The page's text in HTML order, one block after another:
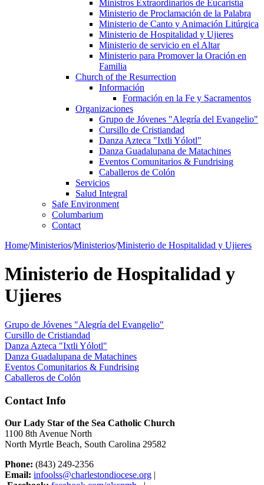
Ministros Extraordinarios de Eucaristía
Ministerio de Proclamación de la Palabra
Ministerio de Canto y Animación Litúrgica
Ministerio de Hospitalidad y Ujieres
Ministerio de servicio en el Altar
Ministerio para Promover la Oración en
Familia
Church of the Resurrection
Información
Formación en la Fe y Sacramentos
Organizaciones
Grupo de Jóvenes "Alegría del Evangelio"
Cursillo de Cristiandad
Danza Azteca "Ixtli Yólotl"
Danza Guadalupana de Matachines
Eventos Comunitarios & Fundrising
Caballeros de Colón
Servicios
Salud Integral
Safe Environment
Columbarium
Contact
Home/Ministerios/Ministerios/Ministerio de Hospitalidad y Ujieres
Ministerio de Hospitalidad y
Ujieres
Grupo de Jóvenes "Alegría del Evangelio"
Cursillo de Cristiandad
Danza Azteca "Ixtli Yólotl"
Danza Guadalupana de Matachines
Eventos Comunitarios & Fundrising
Caballeros de Colón
Contact Info
Our Lady Star of the Sea Catholic Church
1100 8th Avenue North
North Myrtle Beach, South Carolina 29582
Phone: (843) 249-2356
Email: infoolss@charlestondiocese.org |